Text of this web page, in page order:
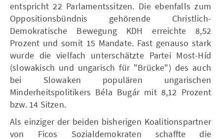
entspricht 22 Parlamentssitzen. Die ebenfalls zum
Oppositionsbündnis gehörende Christlich-
Demokratische Bewegung KDH erreichte 8,52
Prozent und somit 15 Mandate. Fast genauso stark
wurde die vielfach unterschätzte Partei Most-Híd
(slowakisch und ungarisch für "Brücke") des auch
bei Slowaken populären ungarischen
Minderheitspolitikers Béla Bugár mit 8,12 Prozent
bzw. 14 Sitzen.
Als einziger der beiden bisherigen Koalitionspartner
von Ficos Sozialdemokraten schaffte die